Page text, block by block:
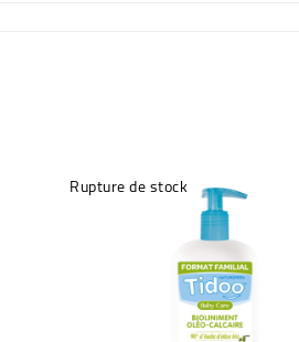
Rupture de stock